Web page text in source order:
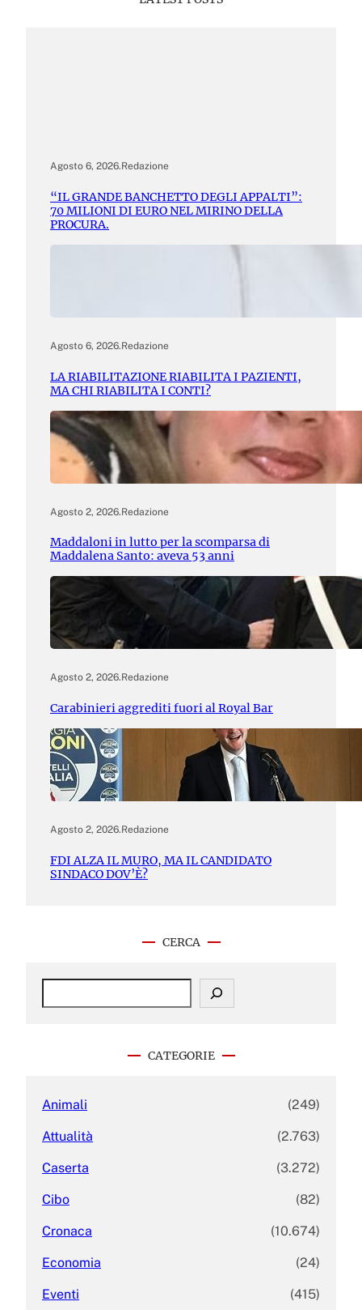
Agosto 6, 2026.Redazione
“IL GRANDE BANCHETTO DEGLI APPALTI”:
70 MILIONI DI EURO NEL MIRINO DELLA
PROCURA.
Agosto 6, 2026.Redazione
LA RIABILITAZIONE RIABILITA I PAZIENTI,
MA CHI RIABILITA I CONTI?
Agosto 2, 2026.Redazione
Maddaloni in lutto per la scomparsa di
Maddalena Santo: aveva 53 anni
Agosto 2, 2026.Redazione
Carabinieri aggrediti fuori al Royal Bar
Agosto 2, 2026.Redazione
FDI ALZA IL MURO, MA IL CANDIDATO
SINDACO DOV’È?
CERCA
S
CATEGORIE
Animali (249)
Attualità (2.763)
Caserta (3.272)
Cibo (82)
Cronaca (10.674)
Economia (24)
Eventi (415)